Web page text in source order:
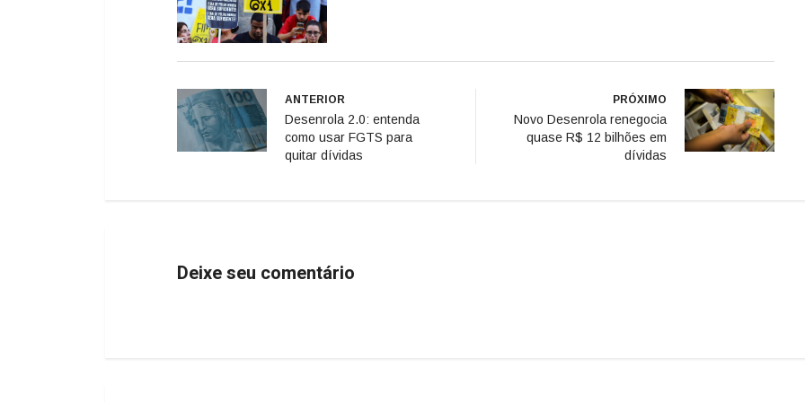
ANTERIOR
Desenrola 2.0: entenda
como usar FGTS para
quitar dívidas
PRÓXIMO
Novo Desenrola renegocia
quase R$ 12 bilhões em
dívidas
Deixe seu comentário